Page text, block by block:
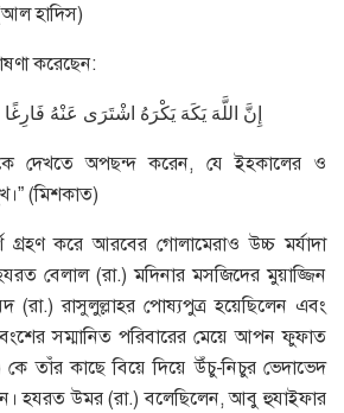
(আল হাদিস)
করেছেন:
إِنَّ اللَّهَ يَكَهَ يَكْرَهُ اشْتَرَى عَنْهُ
দেখতে অপছন্দ করেন, যে ইহকালের ও
(মিশকাত)
করে আরবের গোলামেরাও উচ্চ মর্যাদা
বেলাল (রা.) মদিনার মসজিদের মুয়াজ্জিন
(রা.) রাসুলুল্লাহর পোষ্যপুত্র হয়েছিলেন এবং
সম্মানিত পরিবারের মেয়ে আপন ফুফাত
তাঁর কাছে বিয়ে দিয়ে উঁচু-নিচুর ভেদাভেদ
হযরত উমর (রা.) বলেছিলেন, আবু হুযাইফার